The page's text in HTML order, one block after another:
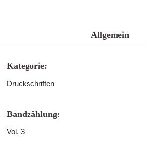
Allgemein
Kategorie:
Druckschriften
Bandzählung:
Vol. 3